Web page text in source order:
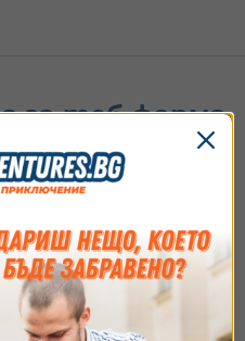
за теб форма
Относно